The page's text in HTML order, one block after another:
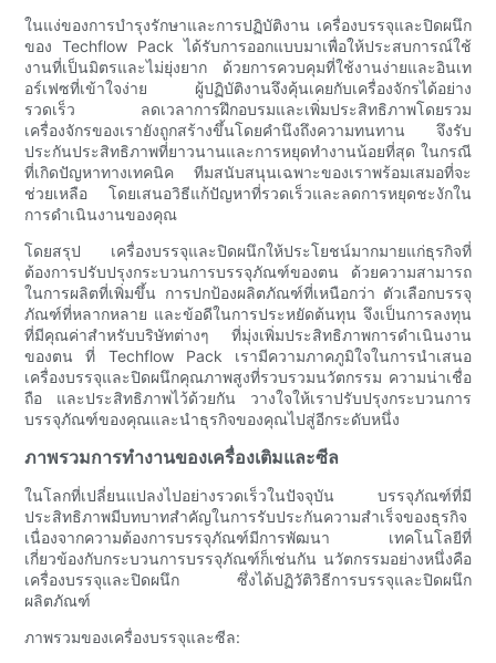
ในแง่ของการบำรุงรักษาและการปฏิบัติงาน เครื่องบรรจุและปิดผนึก
ของ Techflow Pack ได้รับการออกแบบมาเพื่อให้ประสบการณ์ใช้
งานที่เป็นมิตรและไม่ยุ่งยาก ด้วยการควบคุมที่ใช้งานง่ายและอินเท
อร์เฟซที่เข้าใจง่าย ผู้ปฏิบัติงานจึงคุ้นเคยกับเครื่องจักรได้อย่าง
รวดเร็ว ลดเวลาการฝึกอบรมและเพิ่มประสิทธิภาพโดยรวม
เครื่องจักรของเรายังถูกสร้างขึ้นโดยคำนึงถึงความทนทาน จึงรับ
ประกันประสิทธิภาพที่ยาวนานและการหยุดทำงานน้อยที่สุด ในกรณี
ที่เกิดปัญหาทางเทคนิค ทีมสนับสนุนเฉพาะของเราพร้อมเสมอที่จะ
ช่วยเหลือ โดยเสนอวิธีแก้ปัญหาที่รวดเร็วและลดการหยุดชะงักใน
การดำเนินงานของคุณ
โดยสรุป เครื่องบรรจุและปิดผนึกให้ประโยชน์มากมายแก่ธุรกิจที่
ต้องการปรับปรุงกระบวนการบรรจุภัณฑ์ของตน ด้วยความสามารถ
ในการผลิตที่เพิ่มขึ้น การปกป้องผลิตภัณฑ์ที่เหนือกว่า ตัวเลือกบรรจุ
ภัณฑ์ที่หลากหลาย และข้อดีในการประหยัดต้นทุน จึงเป็นการลงทุน
ที่มีคุณค่าสำหรับบริษัทต่างๆ ที่มุ่งเพิ่มประสิทธิภาพการดำเนินงาน
ของตน ที่ Techflow Pack เรามีความภาคภูมิใจในการนำเสนอ
เครื่องบรรจุและปิดผนึกคุณภาพสูงที่รวบรวมนวัตกรรม ความน่าเชื่อ
ถือ และประสิทธิภาพไว้ด้วยกัน วางใจให้เราปรับปรุงกระบวนการ
บรรจุภัณฑ์ของคุณและนำธุรกิจของคุณไปสู่อีกระดับหนึ่ง
ภาพรวมการทำงานของเครื่องเติมและซีล
ในโลกที่เปลี่ยนแปลงไปอย่างรวดเร็วในปัจจุบัน บรรจุภัณฑ์ที่มี
ประสิทธิภาพมีบทบาทสำคัญในการรับประกันความสำเร็จของธุรกิจ
เนื่องจากความต้องการบรรจุภัณฑ์มีการพัฒนา เทคโนโลยีที่
เกี่ยวข้องกับกระบวนการบรรจุภัณฑ์ก็เช่นกัน นวัตกรรมอย่างหนึ่งคือ
เครื่องบรรจุและปิดผนึก ซึ่งได้ปฏิวัติวิธีการบรรจุและปิดผนึก
ผลิตภัณฑ์
ภาพรวมของเครื่องบรรจุและซีล: